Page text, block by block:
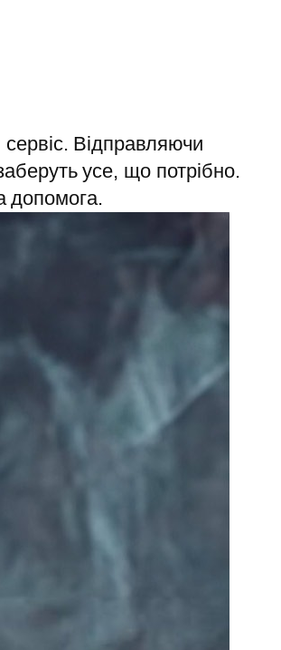
сервіс. Відправляючи
усе, що потрібно.
допомога.